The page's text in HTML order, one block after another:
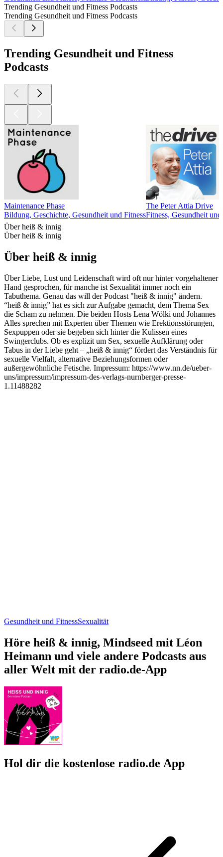
Trending Gesundheit und Fitness Podcasts
Trending Gesundheit und Fitness Podcasts
Trending Gesundheit und Fitness
Podcasts
Maintenance Phase
Bildung, Geschichte, Gesundheit und Fitness
The Peter Attia Drive
Fitness, Gesundheit
Über heiß & innig
Über heiß & innig
Über heiß & innig
Über Liebe, Lust und Leidenschaft wird oft nur hinter vorgehaltener
Hand gesprochen, für manche ist Sexualität immer noch ein
Tabuthema. Genau das will der Podcast "heiß & innig" ändern.
“heiß & innig” hat es sich zur Aufgabe gemacht, dem Thema Sex
die Scham zu nehmen. Die beiden Hosts Lena Wölki und Johannes
Alles sprechen mit Experten über Themen wie Erektionsstörungen,
Sexpuppen oder sie begeben sich hinter die Kulissen eines
Swingerclubs. Ob es explizit um Sex, sexuelle Aufklärung oder
Tabus in der Liebe geht – „heiß & innig“ fördert das Verständnis für
sexuelle Vielfalt, alternative Beziehungsformen oder
außergewöhnliche Fetische. Impressum: https://www.nn.de/ueber-
uns/impressum/impressum-des-verlags-nurnberger-presse-
1.11488282
Gesundheit und FitnessSexualität
Höre heiß & innig, Mindseed mit Léon
Heimann und viele andere Podcasts aus
aller Welt mit der radio.de-App
Hol dir die kostenlose radio.de App